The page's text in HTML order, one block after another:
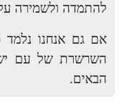
להתמדה ולשמירה
אם גם אנחנו
השרשרת של עם
הבאים.